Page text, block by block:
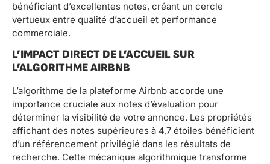
bénéficiant d’excellentes notes, créant un cercle
vertueux entre qualité d’accueil et performance
commerciale.
L’IMPACT DIRECT DE L’ACCUEIL SUR
L’ALGORITHME AIRBNB
L’algorithme de la plateforme Airbnb accorde une
importance cruciale aux notes d’évaluation pour
déterminer la visibilité de votre annonce. Les propriétés
affichant des notes supérieures à 4,7 étoiles bénéficient
d’un référencement privilégié dans les résultats de
recherche. Cette mécanique algorithmique transforme